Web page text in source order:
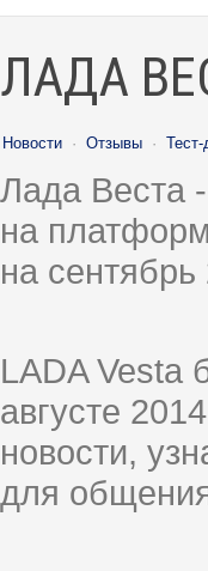
ЛАДА
Новости · Отзывы ·
Лада Веста
на
на
LADA Vesta
августе
новости,
для